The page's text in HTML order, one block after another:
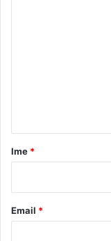
rIme *
Email *